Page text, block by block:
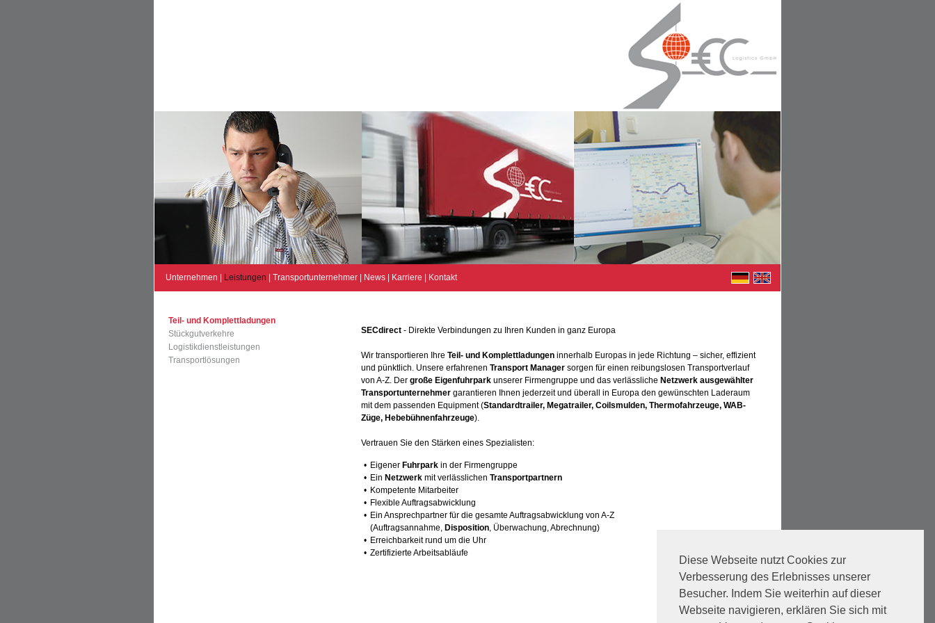
Diese Webseite nutzt Cookies zur
Verbesserung des Erlebnisses unserer
Besucher. Indem Sie weiterhin auf dieser
Webseite navigieren, erklären Sie sich mit
Unternehmen Leistungen Transportunternehmer News Karriere Kontakt
Teil- und Komplettladungen
Stückgutverkehre
Logistikdienstleistungen
Transportlösungen
SECdirect - Direkte Verbindungen zu Ihren Kunden in ganz Europa
Wir transportieren Ihre Teil- und Komplettladungen innerhalb Europas in jede Richtung – sicher, effizient
und pünktlich. Unsere erfahrenen Transport Manager sorgen für einen reibungslosen Transportverlauf
von A-Z. Der große Eigenfuhrpark unserer Firmengruppe und das verlässliche Netzwerk ausgewählter
Transportunternehmer garantieren Ihnen jederzeit und überall in Europa den gewünschten Laderaum
mit dem passenden Equipment (Standardtrailer, Megatrailer, Coilsmulden, Thermofahrzeuge, WAB-
Züge, Hebebühnenfahrzeuge).
Vertrauen Sie den Stärken eines Spezialisten:
• Eigener Fuhrpark in der Firmengruppe
• Ein Netzwerk mit verlässlichen Transportpartnern
• Kompetente Mitarbeiter
• Flexible Auftragsabwicklung
• Ein Ansprechpartner für die gesamte Auftragsabwicklung von A-Z
(Auftragsannahme, Disposition, Überwachung, Abrechnung)
• Erreichbarkeit rund um die Uhr
• Zertifizierte Arbeitsabläufe